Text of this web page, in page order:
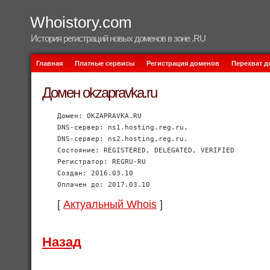
Whoistory.com
История регистраций новых доменов в зоне .RU
Главная Платные сервисы Регистрация доменов Перехват
Домен okzapravka.ru
Домен: OKZAPRAVKA.RU
DNS-сервер: ns1.hosting.reg.ru.
DNS-сервер: ns2.hosting.reg.ru.
Состояние: REGISTERED, DELEGATED, VERIFIED
Регистратор: REGRU-RU
Создан: 2016.03.10
Оплачен до: 2017.03.10
[ Актуальный Whois ]
Назад